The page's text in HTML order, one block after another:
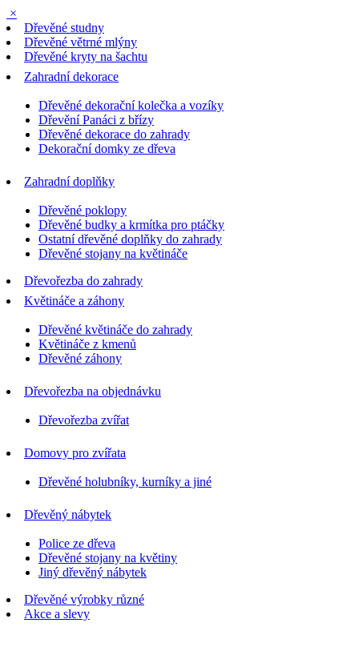
×
Dřevěné studny
Dřevěné větrné mlýny
Dřevěné kryty na šachtu
Zahradní dekorace
Dřevěné dekorační kolečka a vozíky
Dřevění Panáci z břízy
Dřevěné dekorace do zahrady
Dekorační domky ze dřeva
Zahradní doplňky
Dřevěné poklopy
Dřevěné budky a krmítka pro ptáčky
Ostatní dřevěné doplňky do zahrady
Dřevěné stojany na květináče
Dřevořezba do zahrady
Květináče a záhony
Dřevěné květináče do zahrady
Květináče z kmenů
Dřevěné záhony
Dřevořezba na objednávku
Dřevořezba zvířat
Domovy pro zvířata
Dřevěné holubníky, kurníky a jiné
Dřevěný nábytek
Police ze dřeva
Dřevěné stojany na květiny
Jiný dřevěný nábytek
Dřevěné výrobky různé
Akce a slevy